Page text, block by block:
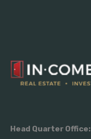
Head Quarter Office: